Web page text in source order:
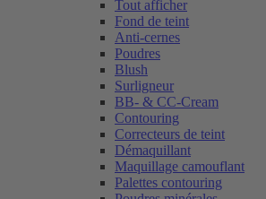
Tout afficher
Fond de teint
Anti-cernes
Poudres
Blush
Surligneur
BB- & CC-Cream
Contouring
Correcteurs de teint
Démaquillant
Maquillage camouflant
Palettes contouring